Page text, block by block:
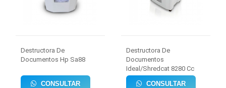
Destructora De
Documentos Hp Sa88
CONSULTAR
Destructora De
Documentos
Ideal/Shredcat 8280 Cc
CONSULTAR